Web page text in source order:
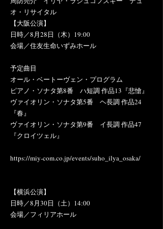
オ・リサイタル
【大阪公演】
日時／8月28日（木）19:00
会場／住友生命いずみホール
予定曲目
オール・ベートーヴェン・プログラム
ピアノ・ソナタ第8番 ハ短調 作品13『悲愴』
ヴァイオリン・ソナタ第5番 ヘ長調 作品24
『春』
ヴァイオリン・ソナタ第9番 イ長調 作品47
『クロイツェル』
https://miy-com.co.jp/events/suho_ilya_osaka/
【横浜公演】
日時／8月30日（土）14:00
会場／フィリアホール